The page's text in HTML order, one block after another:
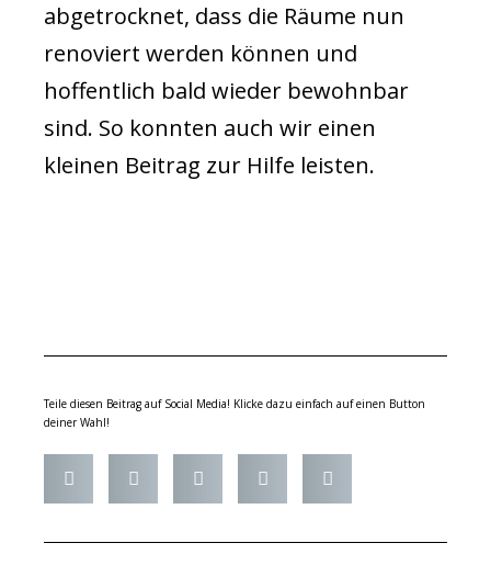
abgetrocknet, dass die Räume nun
renoviert werden können und
hoffentlich bald wieder bewohnbar
sind. So konnten auch wir einen
kleinen Beitrag zur Hilfe leisten.
Teile diesen Beitrag auf Social Media! Klicke dazu einfach auf einen Button
deiner Wahl!